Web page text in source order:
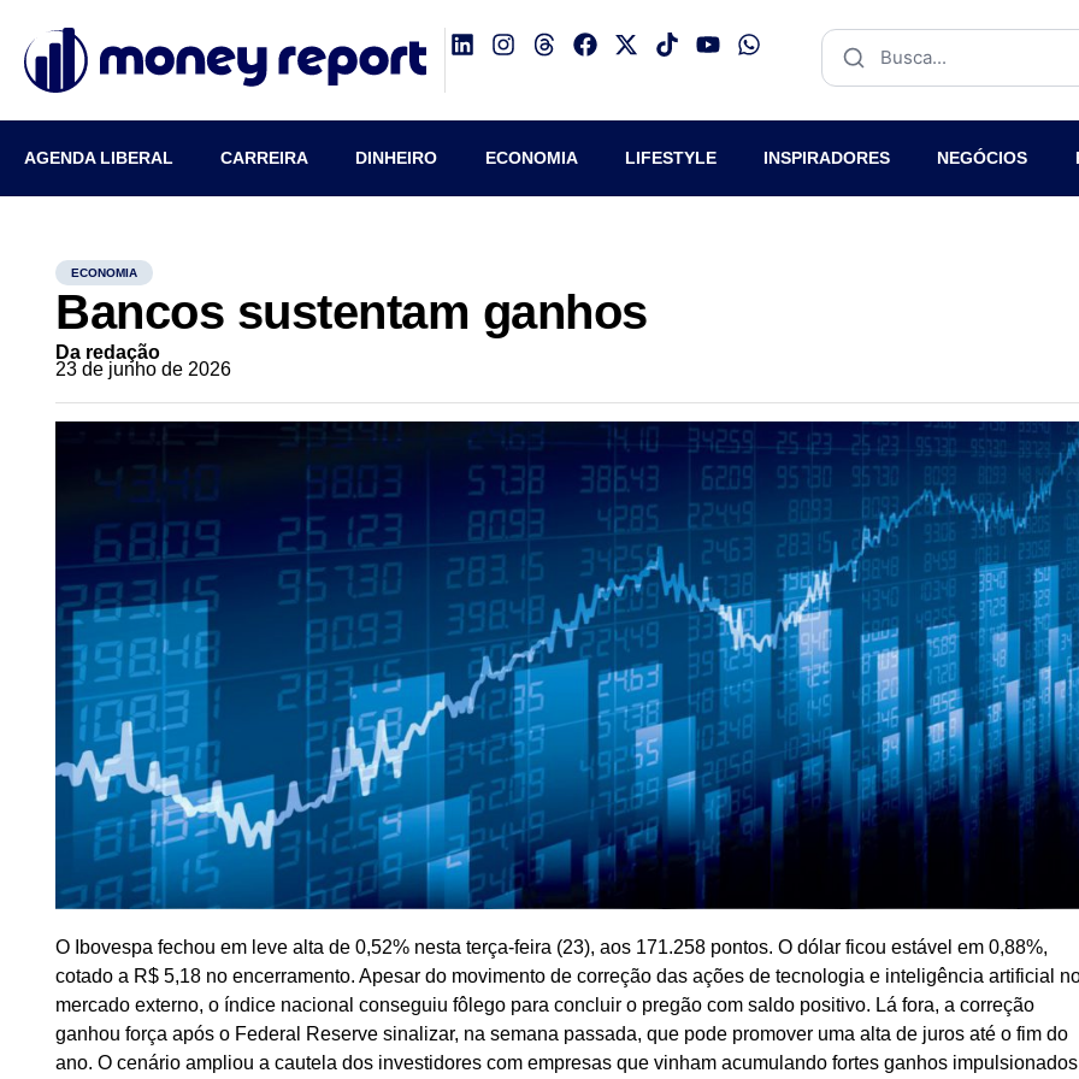
AGENDA LIBERAL CARREIRA DINHEIRO ECONOMIA LIFESTYLE INSPIRADORES NEGÓCIOS
ECONOMIA
Bancos sustentam ganhos
Da redação
23 de junho de 2026
O Ibovespa fechou em leve alta de 0,52% nesta terça-feira (23), aos 171.258 pontos. O dólar ficou estável em 0,88%,
cotado a R$ 5,18 no encerramento. Apesar do movimento de correção das ações de tecnologia e inteligência artificial
mercado externo, o índice nacional conseguiu fôlego para concluir o pregão com saldo positivo. Lá fora, a correção
ganhou força após o Federal Reserve sinalizar, na semana passada, que pode promover uma alta de juros até o fim do
ano. O cenário ampliou a cautela dos investidores com empresas que vinham acumulando fortes ganhos impulsionados